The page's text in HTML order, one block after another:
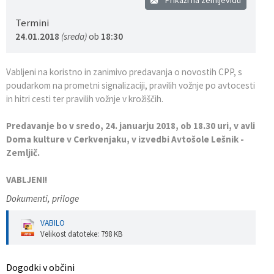
Termini
24.01.2018 (sreda)ob 18:30
Vabljeni na koristno in zanimivo predavanja o novostih CPP, s
poudarkom na prometni signalizaciji, pravilih vožnje po avtocesti
in hitri cesti ter pravilih vožnje v krožiščih.
Predavanje bo v sredo, 24. januarju 2018, ob 18.30 uri, v avli
Doma kulture v Cerkvenjaku, v izvedbi Avtošole Lešnik -
Zemljič.
VABLJENI!
Dokumenti, priloge
VABILO
Velikost datoteke: 798 KB
Dogodki v občini